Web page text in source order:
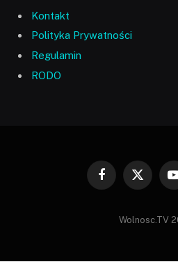
Kontakt
Polityka Prywatności
Regulamin
RODO
Facebook
X
Wolnosc.TV